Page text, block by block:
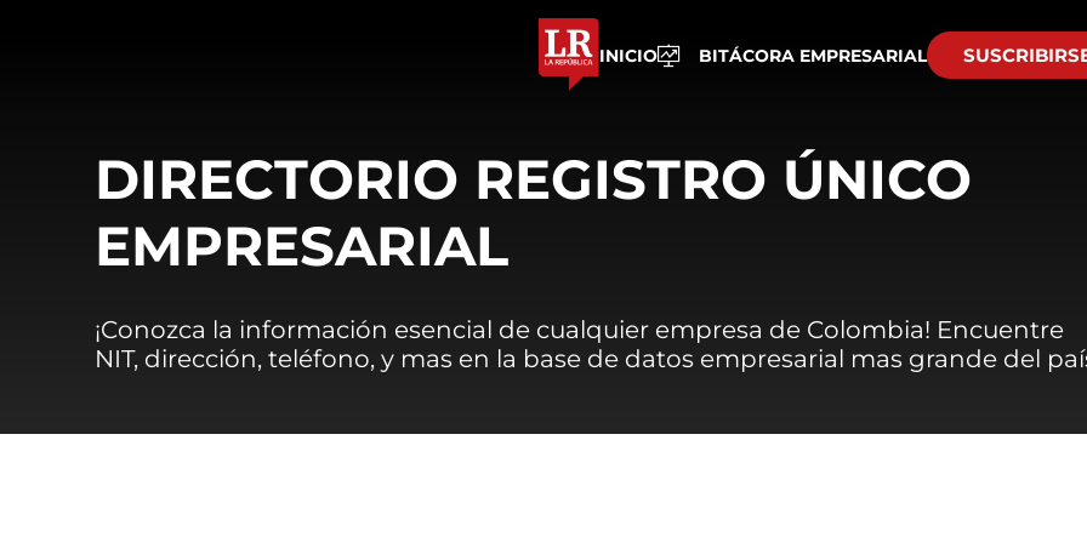
INICIO BITÁCORA EMPRESARIAL
DIRECTORIO REGISTRO ÚNICO
EMPRESARIAL
¡Conozca la información esencial de cualquier empresa de Colombia! Encuentre
NIT, dirección, teléfono, y mas en la base de datos empresarial mas grande del